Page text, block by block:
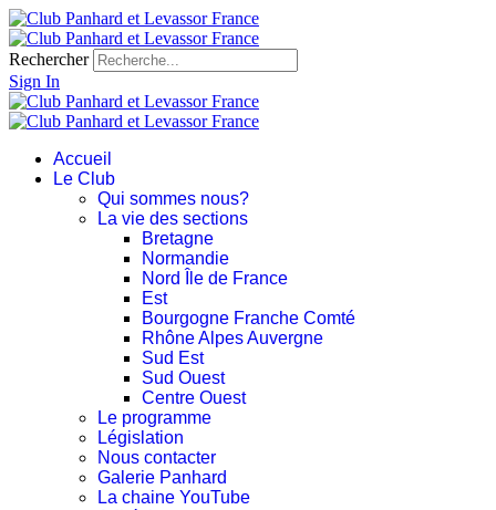
Rechercher
Sign In
Accueil
Le Club
Qui sommes nous?
La vie des sections
Bretagne
Normandie
Nord Île de France
Est
Bourgogne Franche Comté
Rhône Alpes Auvergne
Sud Est
Sud Ouest
Centre Ouest
Le programme
Législation
Nous contacter
Galerie Panhard
La chaine YouTube